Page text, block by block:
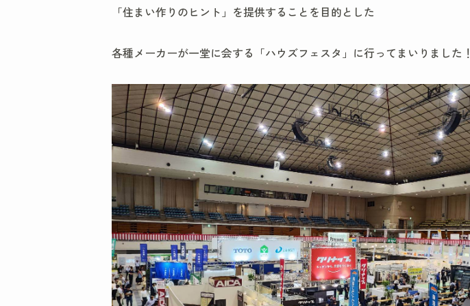
「住まい作りのヒント」を提供することを目的とした
各種メーカーが一堂に会する「ハウズフェスタ」に行ってまいりました！